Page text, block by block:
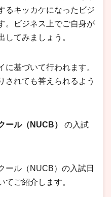
るキッカケになったビジ
。ビジネス上でご自身が
してみましょう。
基づいて行われます。
されても答えられるよう
ール（NUCB）
の入試
ール（NUCB）の入試日
てご紹介します。